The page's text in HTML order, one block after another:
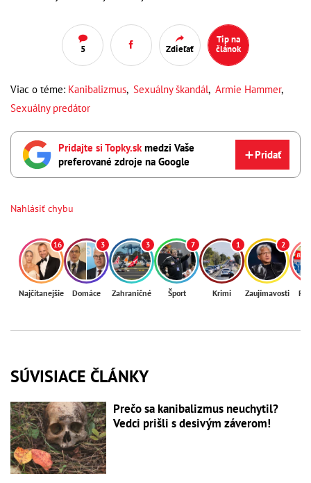
5 Zdieľať
Tip na
článok
Viac o téme: Kanibalizmus, Sexuálny škandál, Armie Hammer,
Sexuálny predátor
Pridajte si Topky.sk medzi Vaše
preferované zdroje na Google
Pridať
Nahlásiť chybu
16
Najčítanejšie
3
Domáce
3
Zahraničné
7
Šport
1
Krimi
2
Zaujímavosti
SÚVISIACE ČLÁNKY
Prečo sa kanibalizmus neuchytil?
Vedci prišli s desivým záverom!